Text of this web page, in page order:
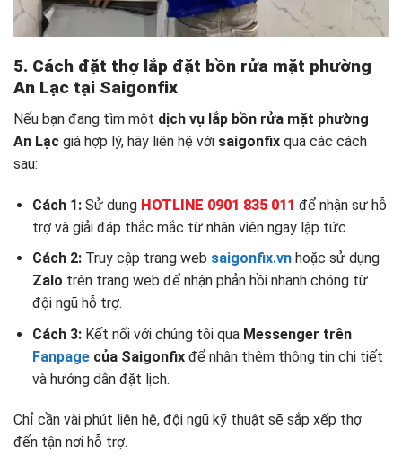
5. Cách đặt thợ lắp đặt bồn rửa mặt phường
An Lạc tại Saigonfix
Nếu bạn đang tìm một dịch vụ lắp bồn rửa mặt phường
An Lạc giá hợp lý, hãy liên hệ với saigonfix qua các cách
sau:
Cách 1:Sử dụng HOTLINE 0901 835 011 để nhận sự hỗ
trợ và giải đáp thắc mắc từ nhân viên ngay lập tức.
Cách 2:Truy cập trang web saigonfix.vnhoặc sử dụng
Zalo trên trang web để nhận phản hồi nhanh chóng từ
đội ngũ hỗ trợ.
Cách 3:Kết nối với chúng tôi qua Messenger trên
Fanpagecủa Saigonfixđể nhận thêm thông tin chi tiết
và hướng dẫn đặt lịch.
Chỉ cần vài phút liên hệ, đội ngũ kỹ thuật sẽ sắp xếp thợ
đến tận nơi hỗ trợ.